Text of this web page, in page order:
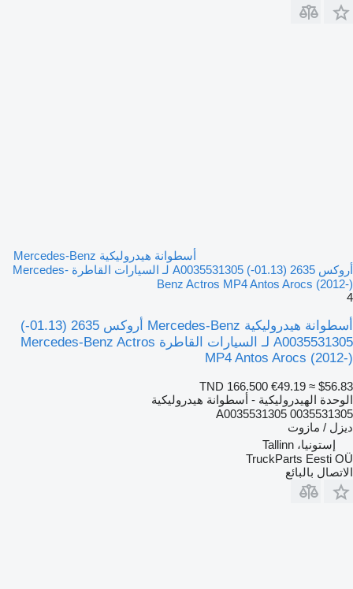
أسطوانة هيدروليكية Mercedes-Benz
أروكس 2635 (01.13-) A0035531305 لـ السيارات القاطرة Mercedes-
Benz Actros MP4 Antos Arocs (2012-)
4
أسطوانة هيدروليكية Mercedes-Benz أروكس 2635 (01.13-)
A0035531305 لـ السيارات القاطرة Mercedes-Benz Actros
MP4 Antos Arocs (2012-)
TND 166.500 €49.19 ≈ $56.83
الوحدة الهيدروليكية - أسطوانة هيدروليكية
A0035531305 0035531305
ديزل / مازوت
إستونيا، Tallinn
TruckParts Eesti OÜ
الاتصال بالبائع